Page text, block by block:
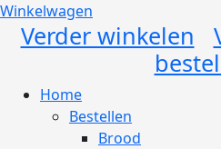
Winkelwagen
Verder winkelen
Home
Bestellen
Brood